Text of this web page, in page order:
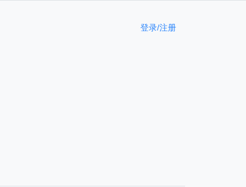
登录/注册